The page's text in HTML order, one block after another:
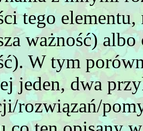
tego
ważność)
W tym
jeden, dwa
rozwiązań/